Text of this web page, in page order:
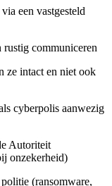
een vastgesteld
communiceren
ze intact en niet ook
cyberpolis aanwezig
Autoriteit
onzekerheid)
(ransomware,